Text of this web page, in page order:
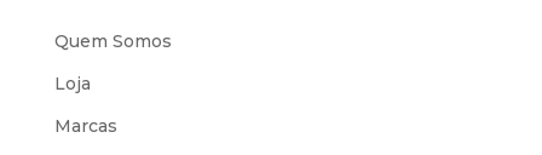
Quem Somos
Loja
Marcas